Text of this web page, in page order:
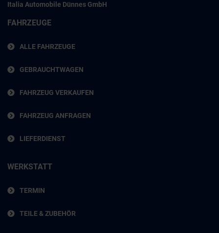
Italia Automobile Dünnes GmbH
FAHRZEUGE
ALLE FAHRZEUGE
GEBRAUCHTWAGEN
FAHRZEUG VERKAUFEN
FAHRZEUG ANFRAGEN
LIEFERDIENST
WERKSTATT
TERMIN
TEILE & ZUBEHÖR